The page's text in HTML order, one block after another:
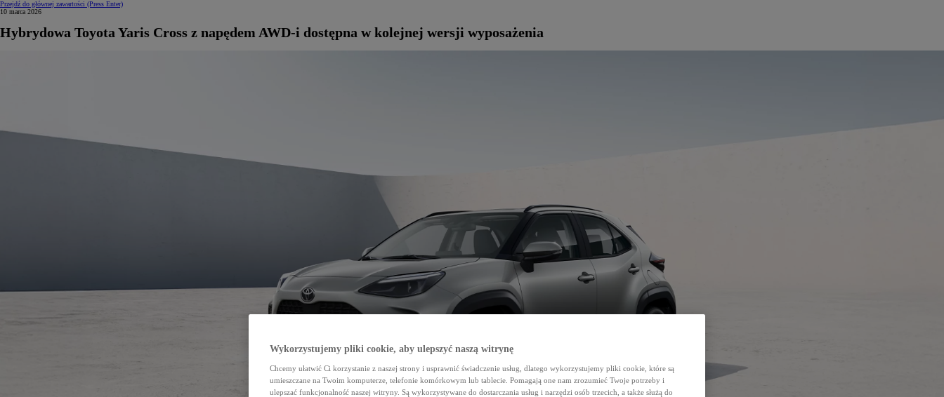
Przejdź do głównej zawartości (Press Enter)
10 marca 2026
Hybrydowa Toyota Yaris Cross z napędem AWD-i dostępna w kolejnej wersji wyposażenia
Wykorzystujemy pliki cookie, aby ulepszyć naszą witrynę
Chcemy ułatwić Ci korzystanie z naszej strony i usprawnić świadczenie usług, dlatego wykorzystujemy pliki cookie, które są
umieszczane na Twoim komputerze, telefonie komórkowym lub tablecie. Pomagają one nam zrozumieć Twoje potrzeby i
ulepszać funkcjonalność naszej witryny. Są wykorzystywane do dostarczania usług i narzędzi osób trzecich, a także służą do